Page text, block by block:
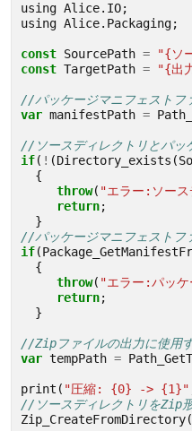
using Alice. IO;
using Alice. Packaging;
const SourcePath = "{ソ
const TargetPath = "{出
//パッケージマニフェストフ
var manifestPath =
//ソースディレクトリとパッ
if( ! (Directory_exists (
{
throw( "エラー:ソース
return;
}
//パッケージマニフェストフ
if(
{
throw( "エラー:パッケ
return;
}
//Zipファイルの出力に使用
var tempPath =
print ( "圧縮: {0} -> {1}"
//ソースディレクトリをZip
Zip_CreateFromDirectory(